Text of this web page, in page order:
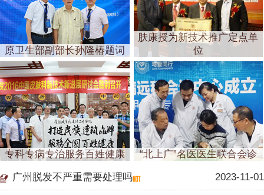
原卫生部副部长孙隆椿题词
肤康授为新技术推广定点单
位
专科专病专治服务百姓健康 “北上广”名医医生联合会诊
广州脱发不严重需要处理吗 2023-11-01